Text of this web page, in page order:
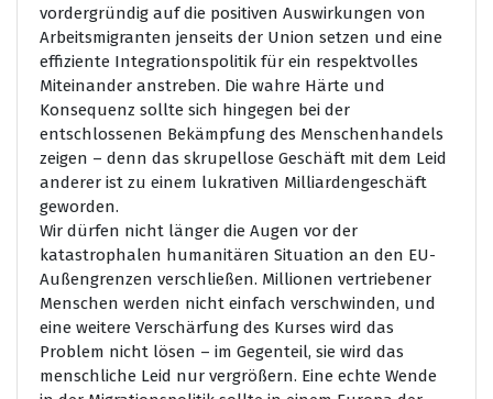
vordergründig auf die positiven Auswirkungen von
Arbeitsmigranten jenseits der Union setzen und eine
effiziente Integrationspolitik für ein respektvolles
Miteinander anstreben. Die wahre Härte und
Konsequenz sollte sich hingegen bei der
entschlossenen Bekämpfung des Menschenhandels
zeigen – denn das skrupellose Geschäft mit dem Leid
anderer ist zu einem lukrativen Milliardengeschäft
geworden.
Wir dürfen nicht länger die Augen vor der
katastrophalen humanitären Situation an den EU-
Außengrenzen verschließen. Millionen vertriebener
Menschen werden nicht einfach verschwinden, und
eine weitere Verschärfung des Kurses wird das
Problem nicht lösen – im Gegenteil, sie wird das
menschliche Leid nur vergrößern. Eine echte Wende